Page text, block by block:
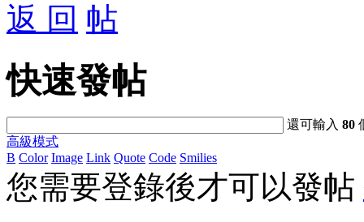
返 回
快速發帖
還可輸入80
高級模式
B Color Image Link Quote Code Smilies
您需要登錄後才可以發帖